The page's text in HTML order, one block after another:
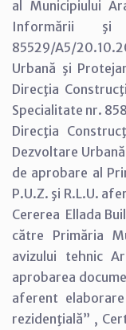
al Municipiului
Informării şi
85529/A5/
Urbană şi
Direcţia
Specialitate nr.
Direcţia
Dezvoltare
de aprobare al
P.U.Z. şi R.L.U.
Cererea Ellada
către Primăria
avizului tehnic
aprobarea
aferent
rezidenţială” ,